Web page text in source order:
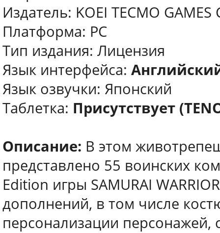
Издатель: KOEI TECMO GAMES
Платформа: PC
Тип издания: Лицензия
Язык интерфейса:
Язык озвучки: Японский
Таблетка: Присутствует
Описание: В этом
представлено 55 воинских
Edition игры SAMURAI
дополнений, в том числе
персонализации